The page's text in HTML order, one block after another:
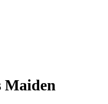
Maiden